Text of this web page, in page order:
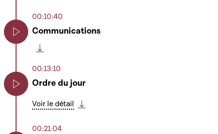
00:10:40
Communications
00:13:10
Ordre du jour
Voir le détail
00:21:04